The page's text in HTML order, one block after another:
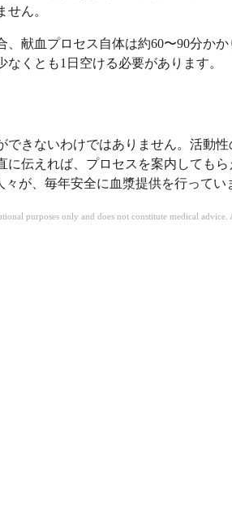
ん。
、献血プロセス自体は約60〜90分か
くとも1日空ける必要があります。
できないわけではありません。活動
に伝えれば、プロセスを案内しても
が、毎年安全に血漿提供を行ってい
purposes only and does not constitute medical